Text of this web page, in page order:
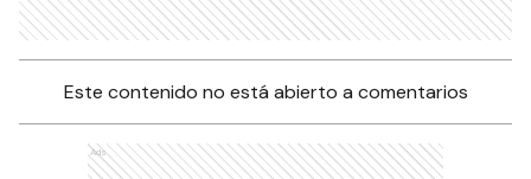
Este contenido no está abierto a comentarios
Ads